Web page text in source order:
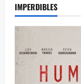
IMPERDIBLES